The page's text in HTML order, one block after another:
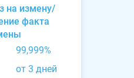
на измену/
факта
99,999%
от 3 дней